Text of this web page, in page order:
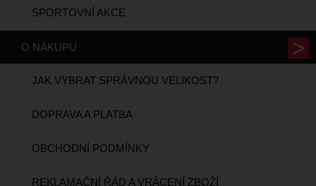
SPORTOVNÍ AKCE
O NÁKUPU
JAK VYBRAT SPRÁVNOU VELIKOST?
DOPRAVA A PLATBA
OBCHODNÍ PODMÍNKY
REKLAMAČNÍ ŘÁD A VRÁCENÍ ZBOŽÍ